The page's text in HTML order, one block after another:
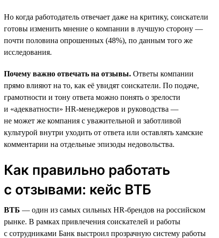
Но когда работодатель отвечает даже на критику, соискатели
готовы изменить мнение о компании в лучшую сторону —
почти половина опрошенных (48%), по данным того же
исследования.
Почему важно отвечать на отзывы. Ответы компании
прямо влияют на то, как её увидят соискатели. По подаче,
грамотности и тону ответа можно понять о зрелости
и «адекватности» HR-менеджеров и руководства —
не может же компания с уважительной и заботливой
культурой внутри уходить от ответа или оставлять хамские
комментарии на отдельные эпизоды недовольства.
Как правильно работать
с отзывами: кейс ВТБ
ВТБ — один из самых сильных HR-брендов на российском
рынке. В рамках привлечения соискателей и работы
с сотрудниками Банк выстроил прозрачную систему работы